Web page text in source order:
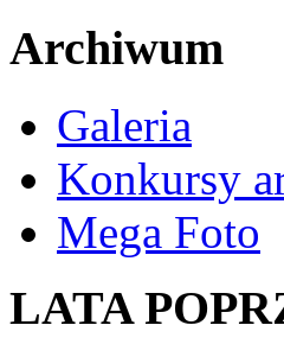
Archiwum
Galeria
Konkursy
Mega Foto
LATA